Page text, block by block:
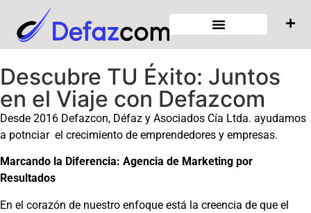
Descubre TU Éxito: Juntos
en el Viaje con Defazcom
Desde 2016 Defazcon, Défaz y Asociados Cía Ltda. ayudamos
a potnciar el crecimiento de emprendedores y empresas.
Marcando la Diferencia: Agencia de Marketing por
Resultados
En el corazón de nuestro enfoque está la creencia de que el